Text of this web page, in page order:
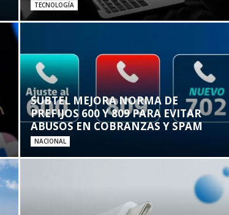
TECNOLOGÍA
SUBTEL MEJORA NORMA DE
PREFIJOS 600 Y 809 PARA EVITAR
ABUSOS EN COBRANZAS Y SPAM
NACIONAL